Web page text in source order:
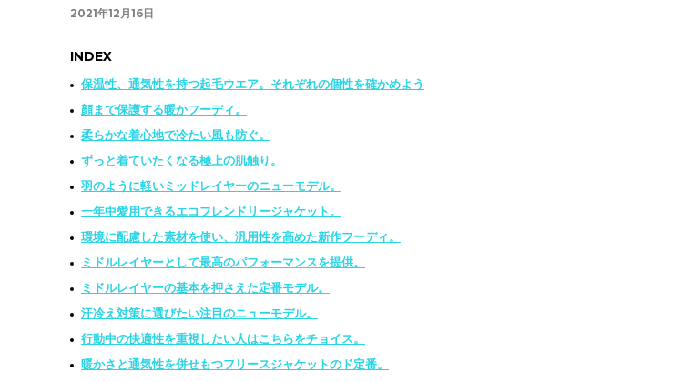
2021年12月16日
INDEX
保温性、通気性を持つ起毛ウエア。それぞれの個性を確かめよう
顔まで保護する暖かフーディ。
柔らかな着心地で冷たい風も防ぐ。
ずっと着ていたくなる極上の肌触り。
羽のように軽いミッドレイヤーのニューモデル。
一年中愛用できるエコフレンドリージャケット。
環境に配慮した素材を使い、汎用性を高めた新作フーディ。
ミドルレイヤーとして最高のパフォーマンスを提供。
ミドルレイヤーの基本を押さえた定番モデル。
汗冷え対策に選びたい注目のニューモデル。
行動中の快適性を重視したい人はこちらをチョイス。
暖かさと通気性を併せもつフリースジャケットのド定番。